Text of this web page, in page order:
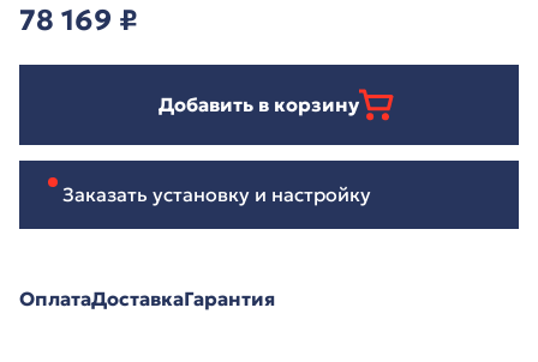
78 169 ₽
Добавить в корзину
Заказать установку и настройку
ОплатаДоставкаГарантия